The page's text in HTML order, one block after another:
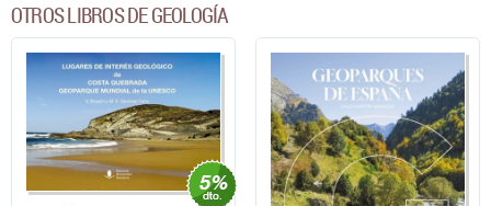
OTROS LIBROS DE GEOLOGÍA